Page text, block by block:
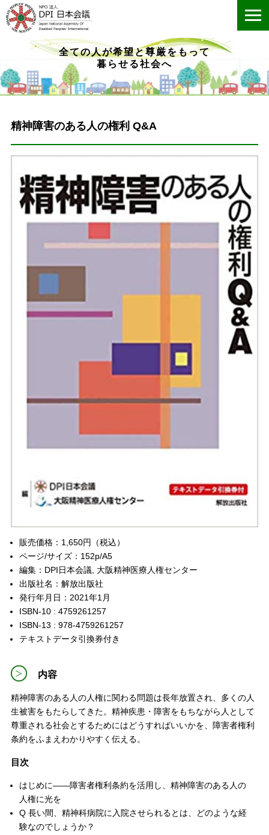
全ての人が希望と尊厳をもって
暮らせる社会へ
精神障害のある人の権利 Q&A
販売価格：1,650円（税込）
ページ/サイズ：152p/A5
編集：DPI日本会議, 大阪精神医療人権センター
出版社名：解放出版社
発行年月日：2021年1月
ISBN-10 : 4759261257
ISBN-13 : 978-4759261257
テキストデータ引換券付き
内容
精神障害のある人の人権に関わる問題は長年放置され、多くの人
生被害をもたらしてきた。精神疾患・障害をもちながら人として
尊重される社会とするためにはどうすればいいかを、障害者権利
条約をふまえわかりやすく伝える。
目次
はじめに――障害者権利条約を活用し、精神障害のある人の
人権に光を
Q 長い間、精神科病院に入院させられるとは、どのような経
験なのでしょうか？